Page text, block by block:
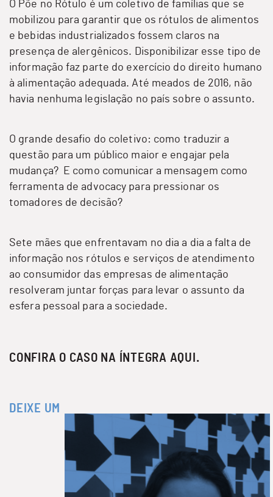
O Põe no Rótulo é um coletivo de famílias que se
mobilizou para garantir que os rótulos de alimentos
e bebidas industrializados fossem claros na
presença de alergênicos. Disponibilizar esse tipo de
informação faz parte do exercício do direito humano
à alimentação adequada. Até meados de 2016, não
havia nenhuma legislação no país sobre o assunto.
O grande desafio do coletivo: como traduzir a
questão para um público maior e engajar pela
mudança? E como comunicar a mensagem como
ferramenta de advocacy para pressionar os
tomadores de decisão?
Sete mães que enfrentavam no dia a dia a falta de
informação nos rótulos e serviços de atendimento
ao consumidor das empresas de alimentação
resolveram juntar forças para levar o assunto da
esfera pessoal para a sociedade.
CONFIRA O CASO NA ÍNTEGRA AQUI .
DEIXE UM